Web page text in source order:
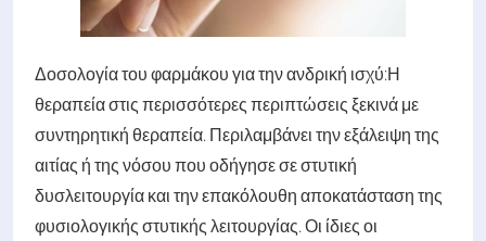
Δοσολογία του φαρμάκου για την ανδρική ισχύ:Η
θεραπεία στις περισσότερες περιπτώσεις ξεκινά με
συντηρητική θεραπεία. Περιλαμβάνει την εξάλειψη της
αιτίας ή της νόσου που οδήγησε σε στυτική
δυσλειτουργία και την επακόλουθη αποκατάσταση της
φυσιολογικής στυτικής λειτουργίας. Οι ίδιες οι